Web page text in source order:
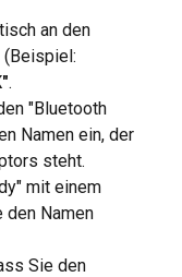
an den
.
"Bluetooth
Namen ein, der
steht.
mit einem
den Namen
Sie den